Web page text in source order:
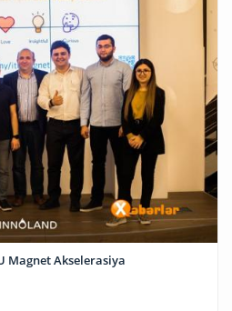
Magnet Akselerasiya